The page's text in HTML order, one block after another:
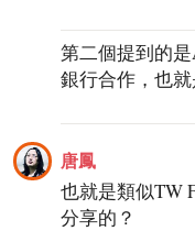
第二個提到的
銀行合作，也就
唐鳳
也就是類似TW
分享的？